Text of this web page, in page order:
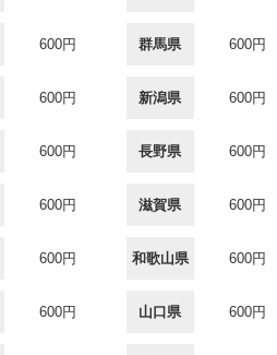
600円 群馬県 600円
600円 新潟県 600円
600円 長野県 600円
600円 滋賀県 600円
600円 和歌山県 600円
600円 山口県 600円